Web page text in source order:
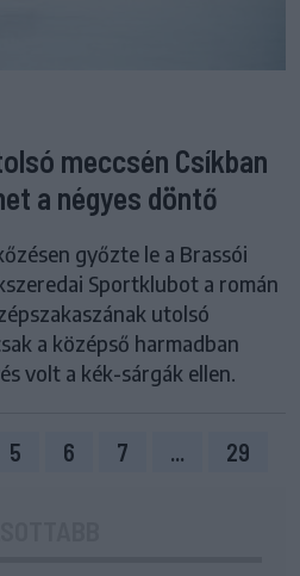
meccsén Csíkban
a négyes döntő
győzte le a Brassói
Sportklubot a román
utolsó
a középső harmadban
volt a kék-sárgák ellen.
5 6 7 ... 29